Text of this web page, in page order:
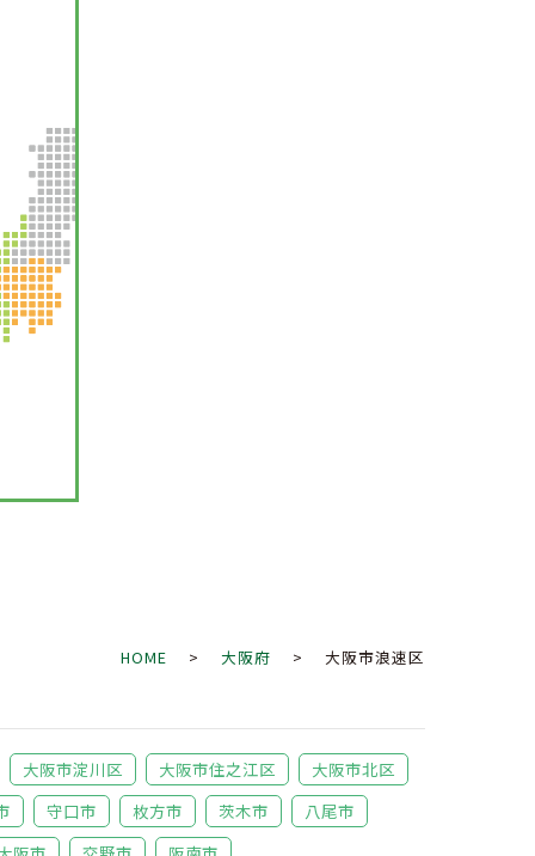
HOME > 大阪府 > 大阪市浪速区
大阪市淀川区 大阪市住之江区
大阪市北区
守口市 枚方市 茨木市
八尾市